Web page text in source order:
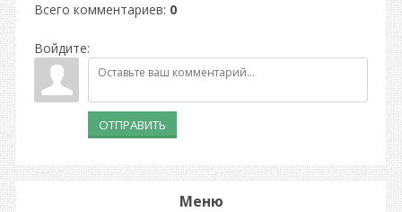
Всего комментариев: 0
Войдите:
ОТПРАВИТЬ
Меню